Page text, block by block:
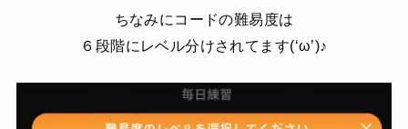
ちなみにコードの難易度は
６段階にレベル分けされてます(‘ω’)♪